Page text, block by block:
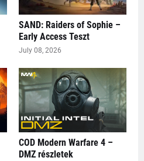
SAND: Raiders of Sophie –
Early Access Teszt
July 08, 2026
COD Modern Warfare 4 –
DMZ részletek